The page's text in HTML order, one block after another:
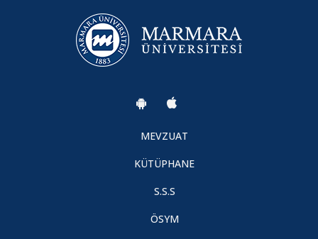
MEVZUAT
KÜTÜPHANE
S.S.S
ÖSYM